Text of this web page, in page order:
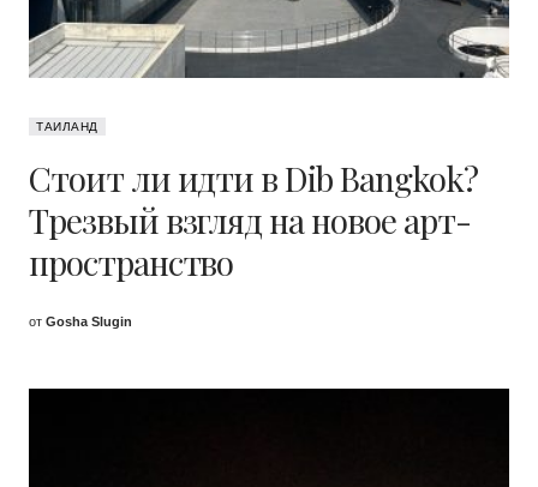
ТАИЛАНД
Стоит ли идти в Dib Bangkok?
Трезвый взгляд на новое арт-
пространство
от Gosha Slugin